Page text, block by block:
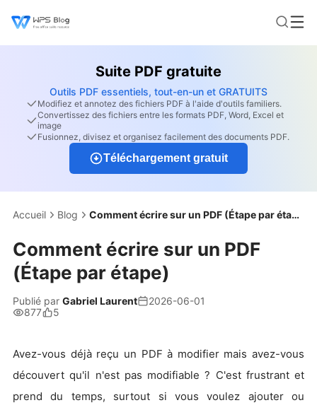
Suite PDF gratuite
Outils PDF essentiels, tout-en-un et GRATUITS
Modifiez et annotez des fichiers PDF à l'aide d'outils familiers.
Convertissez des fichiers entre les formats PDF, Word, Excel et
image
Fusionnez, divisez et organisez facilement des documents PDF.
Téléchargement gratuit
Accueil Blog Comment écrire sur un PDF (Étape par étape)
Comment écrire sur un PDF
(Étape par étape)
Publié par Gabriel Laurent
2026-06-01
877
5
Avez-vous déjà reçu un PDF à modifier mais avez-vous
découvert qu'il n'est pas modifiable ? C'est frustrant et
prend du temps, surtout si vous voulez ajouter ou